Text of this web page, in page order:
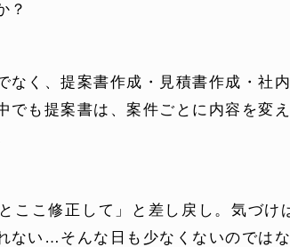
会社概要
？
なく、提案書作成・見積書作成・社
でも提案書は、案件ごとに内容を変
ここ修正して」と差し戻し。気づけ
ない…そんな日も少なくないのでは